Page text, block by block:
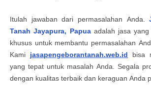
Itulah jawabandari permasalahan Anda .
TanahJayapura, Papua adalah jasa
khusus untuk membantu permasalahan
Kami jasapengeborantanah.web.id bisa
yang tepat untuk masalah Anda . Segala
dengan kualitas terbaik dan keraguan Anda